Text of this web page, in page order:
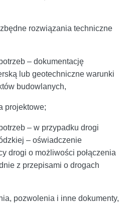
rozwiązania techniczne
– dokumentację
lub geotechniczne warunki
budowlanych,
projektowe;
– w przypadku drogi
– oświadczenie
drogi o możliwości połączenia
z przepisami o drogach
pozwolenia i inne dokumenty,